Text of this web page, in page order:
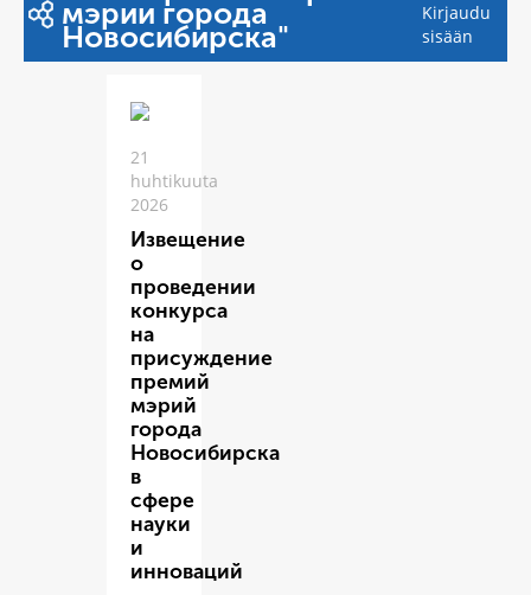
мэрии города
Новосибирска"
Kirjaudu
sisään
21
huhtikuuta
2026
Извещение
о
проведении
конкурса
на
присуждение
премий
мэрий
города
Новосибирска
в
сфере
науки
и
инноваций